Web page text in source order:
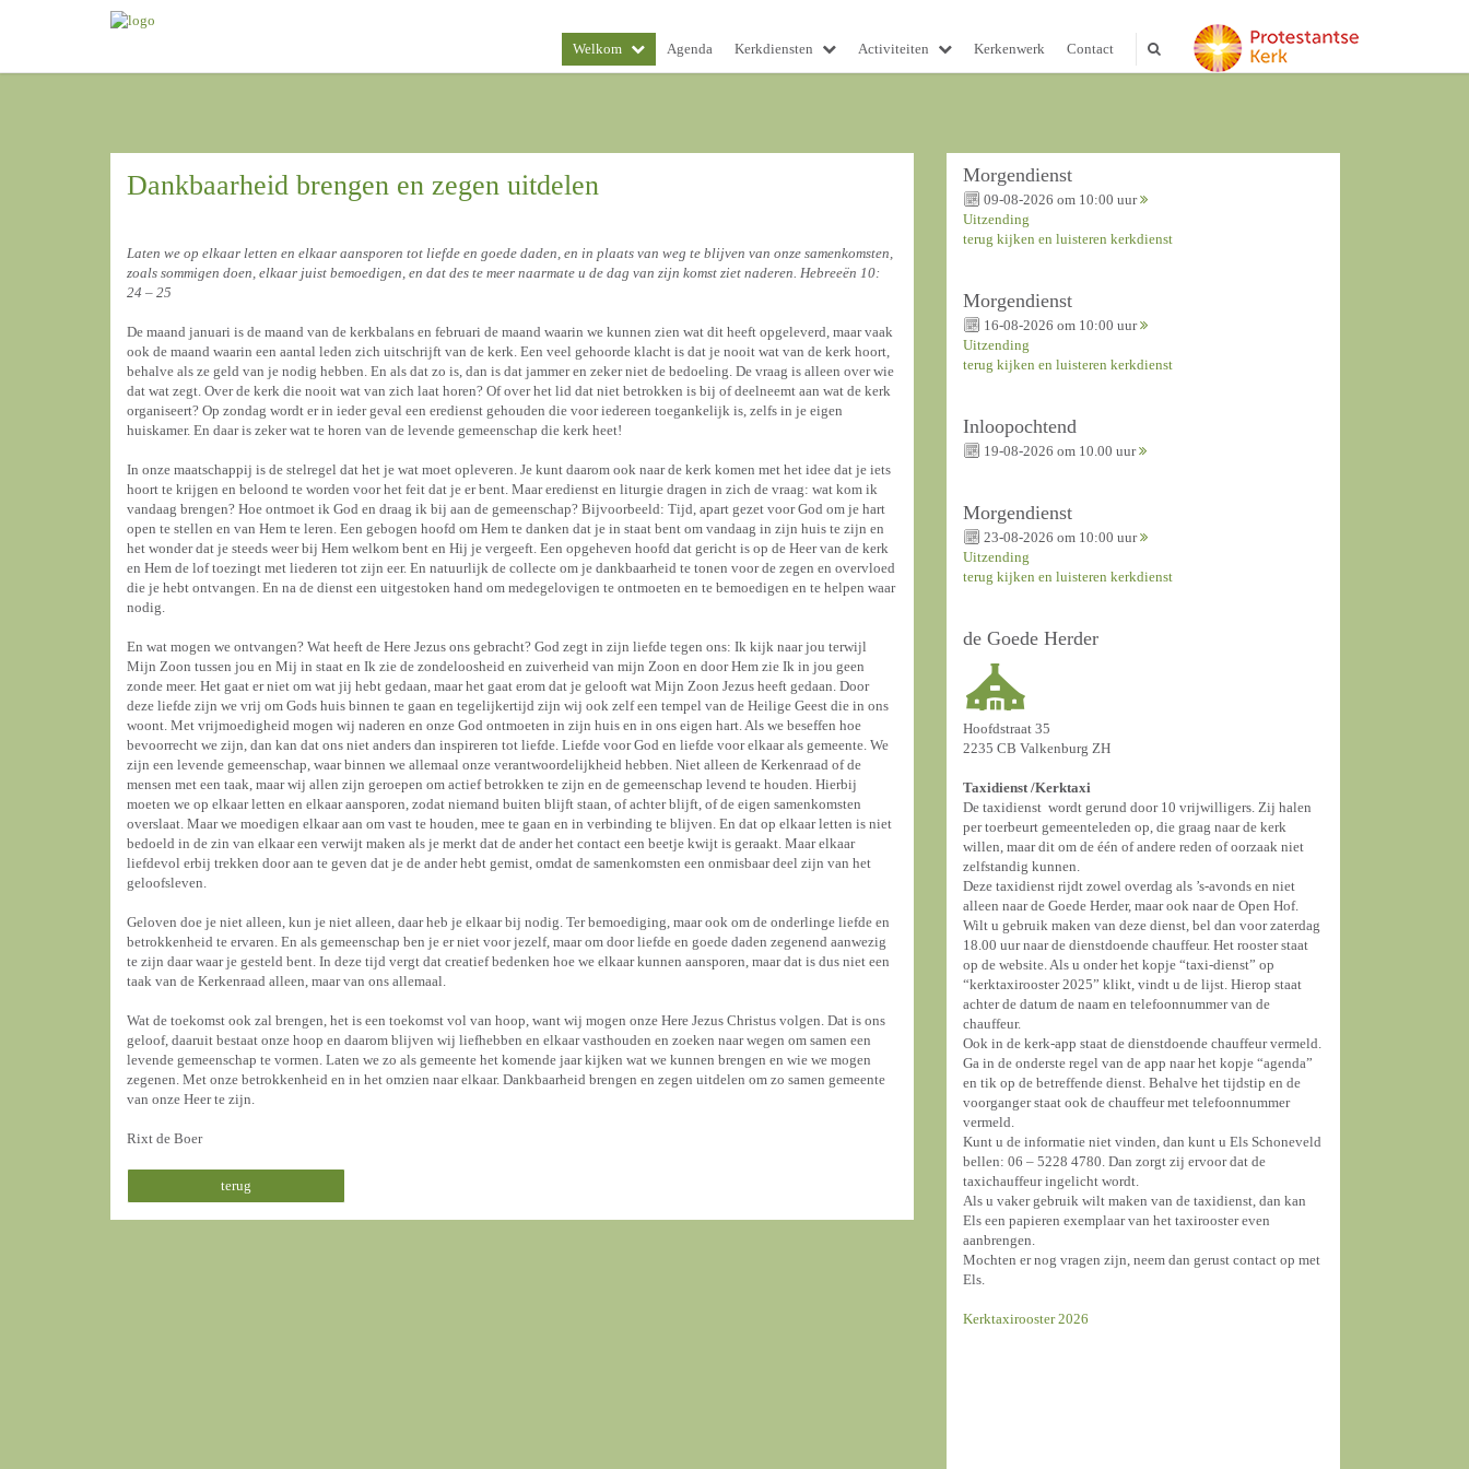
Welkom Agenda Kerkdiensten Activiteiten Kerkenwerk Contact
Dankbaarheid brengen en zegen uitdelen
Laten we op elkaar letten en elkaar aansporen tot liefde en goede daden, en in plaats van weg te blijven van onze samenkomsten,
zoals sommigen doen, elkaar juist bemoedigen, en dat des te meer naarmate u de dag van zijn komst ziet naderen. Hebreeën 10:
24 – 25
De maand januari is de maand van de kerkbalans en februari de maand waarin we kunnen zien wat dit heeft opgeleverd, maar vaak
ook de maand waarin een aantal leden zich uitschrijft van de kerk. Een veel gehoorde klacht is dat je nooit wat van de kerk hoort,
behalve als ze geld van je nodig hebben. En als dat zo is, dan is dat jammer en zeker niet de bedoeling. De vraag is alleen over wie
dat wat zegt. Over de kerk die nooit wat van zich laat horen? Of over het lid dat niet betrokken is bij of deelneemt aan wat de kerk
organiseert? Op zondag wordt er in ieder geval een eredienst gehouden die voor iedereen toegankelijk is, zelfs in je eigen
huiskamer. En daar is zeker wat te horen van de levende gemeenschap die kerk heet!
In onze maatschappij is de stelregel dat het je wat moet opleveren. Je kunt daarom ook naar de kerk komen met het idee dat je iets
hoort te krijgen en beloond te worden voor het feit dat je er bent. Maar eredienst en liturgie dragen in zich de vraag: wat kom ik
vandaag brengen? Hoe ontmoet ik God en draag ik bij aan de gemeenschap? Bijvoorbeeld: Tijd, apart gezet voor God om je hart
open te stellen en van Hem te leren. Een gebogen hoofd om Hem te danken dat je in staat bent om vandaag in zijn huis te zijn en
het wonder dat je steeds weer bij Hem welkom bent en Hij je vergeeft. Een opgeheven hoofd dat gericht is op de Heer van de kerk
en Hem de lof toezingt met liederen tot zijn eer. En natuurlijk de collecte om je dankbaarheid te tonen voor de zegen en overvloed
die je hebt ontvangen. En na de dienst een uitgestoken hand om medegelovigen te ontmoeten en te bemoedigen en te helpen waar
nodig.
En wat mogen we ontvangen? Wat heeft de Here Jezus ons gebracht? God zegt in zijn liefde tegen ons: Ik kijk naar jou terwijl
Mijn Zoon tussen jou en Mij in staat en Ik zie de zondeloosheid en zuiverheid van mijn Zoon en door Hem zie Ik in jou geen
zonde meer. Het gaat er niet om wat jij hebt gedaan, maar het gaat erom dat je gelooft wat Mijn Zoon Jezus heeft gedaan. Door
deze liefde zijn we vrij om Gods huis binnen te gaan en tegelijkertijd zijn wij ook zelf een tempel van de Heilige Geest die in ons
woont. Met vrijmoedigheid mogen wij naderen en onze God ontmoeten in zijn huis en in ons eigen hart. Als we beseffen hoe
bevoorrecht we zijn, dan kan dat ons niet anders dan inspireren tot liefde. Liefde voor God en liefde voor elkaar als gemeente. We
zijn een levende gemeenschap, waar binnen we allemaal onze verantwoordelijkheid hebben. Niet alleen de Kerkenraad of de
mensen met een taak, maar wij allen zijn geroepen om actief betrokken te zijn en de gemeenschap levend te houden. Hierbij
moeten we op elkaar letten en elkaar aansporen, zodat niemand buiten blijft staan, of achter blijft, of de eigen samenkomsten
overslaat. Maar we moedigen elkaar aan om vast te houden, mee te gaan en in verbinding te blijven. En dat op elkaar letten is niet
bedoeld in de zin van elkaar een verwijt maken als je merkt dat de ander het contact een beetje kwijt is geraakt. Maar elkaar
liefdevol erbij trekken door aan te geven dat je de ander hebt gemist, omdat de samenkomsten een onmisbaar deel zijn van het
geloofsleven.
Geloven doe je niet alleen, kun je niet alleen, daar heb je elkaar bij nodig. Ter bemoediging, maar ook om de onderlinge liefde en
betrokkenheid te ervaren. En als gemeenschap ben je er niet voor jezelf, maar om door liefde en goede daden zegenend aanwezig
te zijn daar waar je gesteld bent. In deze tijd vergt dat creatief bedenken hoe we elkaar kunnen aansporen, maar dat is dus niet een
taak van de Kerkenraad alleen, maar van ons allemaal.
Wat de toekomst ook zal brengen, het is een toekomst vol van hoop, want wij mogen onze Here Jezus Christus volgen. Dat is ons
geloof, daaruit bestaat onze hoop en daarom blijven wij liefhebben en elkaar vasthouden en zoeken naar wegen om samen een
levende gemeenschap te vormen. Laten we zo als gemeente het komende jaar kijken wat we kunnen brengen en wie we mogen
zegenen. Met onze betrokkenheid en in het omzien naar elkaar. Dankbaarheid brengen en zegen uitdelen om zo samen gemeente
van onze Heer te zijn.
Rixt de Boer
terug
Morgendienst
09-08-2026 om 10:00 uur
Uitzending
terug kijken en luisteren kerkdienst
Morgendienst
16-08-2026 om 10:00 uur
Uitzending
terug kijken en luisteren kerkdienst
Inloopochtend
19-08-2026 om 10.00 uur
Morgendienst
23-08-2026 om 10:00 uur
Uitzending
terug kijken en luisteren kerkdienst
de Goede Herder
Hoofdstraat 35
2235 CB Valkenburg ZH
Taxidienst /Kerktaxi
De taxidienst wordt gerund door 10 vrijwilligers. Zij halen
per toerbeurt gemeenteleden op, die graag naar de kerk
willen, maar dit om de één of andere reden of oorzaak niet
zelfstandig kunnen.
Deze taxidienst rijdt zowel overdag als ’s-avonds en niet
alleen naar de Goede Herder, maar ook naar de Open Hof.
Wilt u gebruik maken van deze dienst, bel dan voor zaterdag
18.00 uur naar de dienstdoende chauffeur. Het rooster staat
op de website. Als u onder het kopje “taxi-dienst” op
“kerktaxirooster 2025” klikt, vindt u de lijst. Hierop staat
achter de datum de naam en telefoonnummer van de
chauffeur.
Ook in de kerk-app staat de dienstdoende chauffeur vermeld.
Ga in de onderste regel van de app naar het kopje “agenda”
en tik op de betreffende dienst. Behalve het tijdstip en de
voorganger staat ook de chauffeur met telefoonnummer
vermeld.
Kunt u de informatie niet vinden, dan kunt u Els Schoneveld
bellen: 06 – 5228 4780. Dan zorgt zij ervoor dat de
taxichauffeur ingelicht wordt.
Als u vaker gebruik wilt maken van de taxidienst, dan kan
Els een papieren exemplaar van het taxirooster even
aanbrengen.
Mochten er nog vragen zijn, neem dan gerust contact op met
Els.
Kerktaxirooster 2026